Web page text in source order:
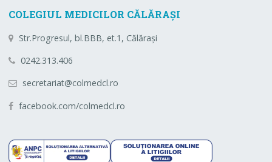
COLEGIUL MEDICILOR CĂLĂRAȘI
Str.Progresul, bl.BBB, et.1, Călărași
0242.313.406
secretariat@colmedcl.ro
facebook.com/colmedcl.ro